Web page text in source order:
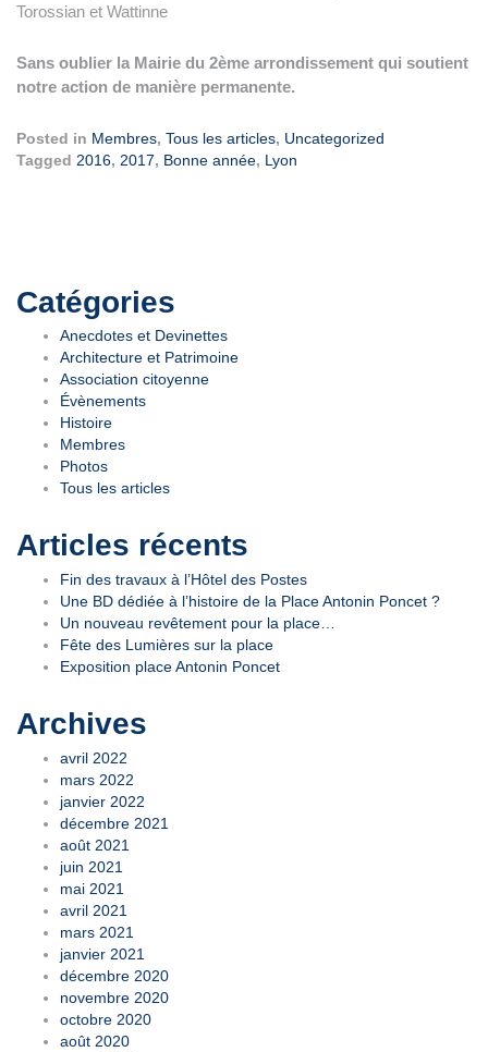
Torossian et Wattinne
Sans oublier la Mairie du 2ème arrondissement qui soutient
notre action de manière permanente.
Posted in Membres, Tous les articles, Uncategorized
Tagged 2016, 2017, Bonne année, Lyon
Catégories
Anecdotes et Devinettes
Architecture et Patrimoine
Association citoyenne
Évènements
Histoire
Membres
Photos
Tous les articles
Articles récents
Fin des travaux à l’Hôtel des Postes
Une BD dédiée à l’histoire de la Place Antonin Poncet ?
Un nouveau revêtement pour la place…
Fête des Lumières sur la place
Exposition place Antonin Poncet
Archives
avril 2022
mars 2022
janvier 2022
décembre 2021
août 2021
juin 2021
mai 2021
avril 2021
mars 2021
janvier 2021
décembre 2020
novembre 2020
octobre 2020
août 2020